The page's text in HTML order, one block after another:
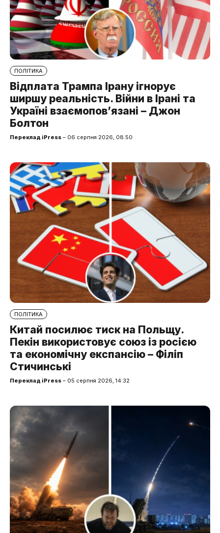
ПОЛІТИКА
Відплата Трампа Ірану ігнорує
ширшу реальність. Війни в Ірані та
Україні взаємопов’язані – Джон
Болтон
Переклад iPress – 06 серпня 2026, 08:50
ПОЛІТИКА
Китай посилює тиск на Польщу.
Пекін використовує союз із росією
та економічну експансію – Філіп
Стичинські
Переклад iPress – 05 серпня 2026, 14:32